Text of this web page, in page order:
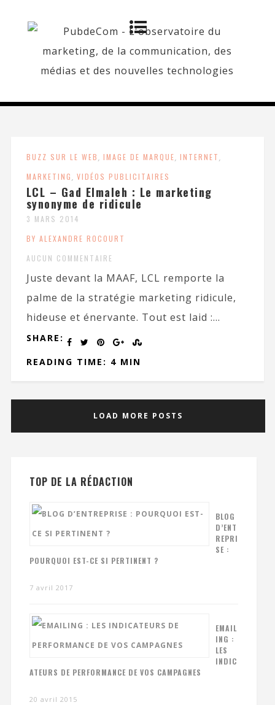
BUZZ SUR LE WEB, IMAGE DE MARQUE, INTERNET,
MARKETING, VIDÉOS PUBLICITAIRES
LCL – Gad Elmaleh : Le marketing
synonyme de ridicule
3 MARS 2014
BY ALEXANDRE ROCOURT
AUCUN COMMENTAIRE
Juste devant la MAAF, LCL remporte la
palme de la stratégie marketing ridicule,
hideuse et énervante. Tout est laid :...
SHARE:
READING TIME: 4 MIN
LOAD MORE POSTS
TOP DE LA RÉDACTION
BLOG
D’ENT
REPRI
SE :
POURQUOI EST-CE SI PERTINENT ?
7 avril 2017
EMAIL
ING :
LES
INDIC
ATEURS DE PERFORMANCE DE VOS CAMPAGNES
20 avril 2015